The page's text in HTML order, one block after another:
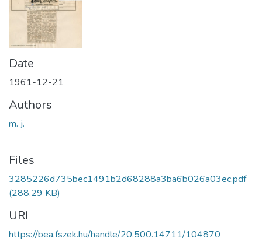
Date
1961-12-21
Authors
m. j.
Files
3285226d735bec1491b2d68288a3ba6b026a03ec.pdf
(288.29 KB)
URI
https://bea.fszek.hu/handle/20.500.14711/104870